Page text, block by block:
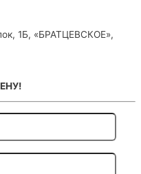
1Б, «БРАТЦЕВСКОЕ»,